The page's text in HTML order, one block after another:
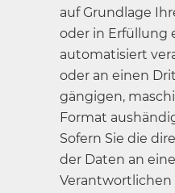
auf Grundlage
oder in Erfüllung
automatisiert
oder an einen
gängigen,
Format
Sofern Sie die
der Daten an
Verantwortlichen